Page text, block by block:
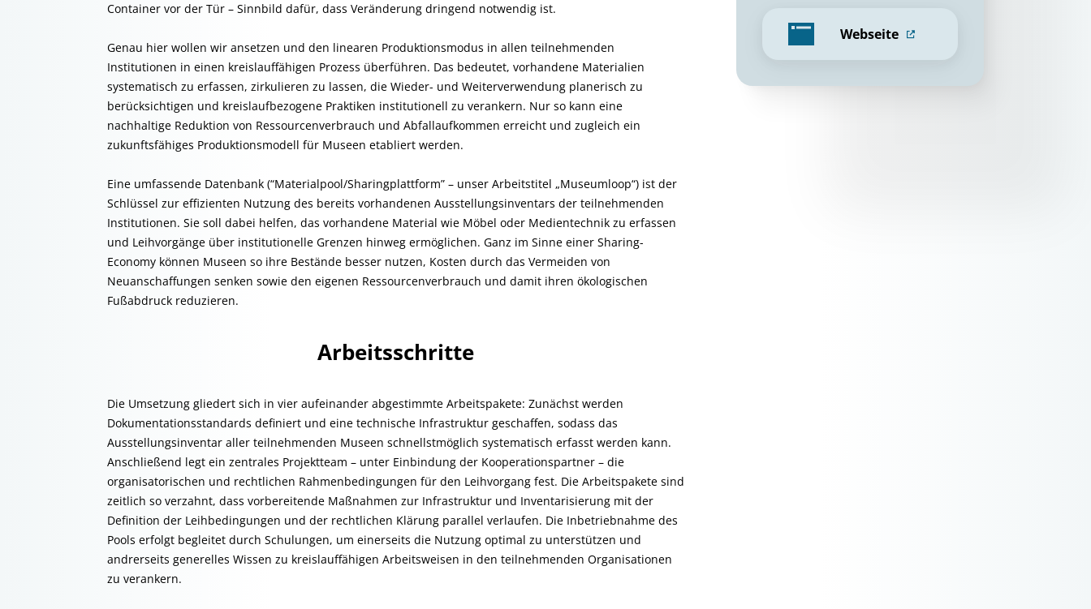
Container vor der Tür – Sinnbild dafür, dass Veränderung dringend notwendig ist.
Genau hier wollen wir ansetzen und den linearen Produktionsmodus in allen teilnehmenden
Institutionen in einen kreislauffähigen Prozess überführen. Das bedeutet, vorhandene Materialien
systematisch zu erfassen, zirkulieren zu lassen, die Wieder- und Weiterverwendung planerisch zu
berücksichtigen und kreislaufbezogene Praktiken institutionell zu verankern. Nur so kann eine
nachhaltige Reduktion von Ressourcenverbrauch und Abfallaufkommen erreicht und zugleich ein
zukunftsfähiges Produktionsmodell für Museen etabliert werden.
Eine umfassende Datenbank (“Materialpool/Sharingplattform” – unser Arbeitstitel „Museumloop“) ist der
Schlüssel zur effizienten Nutzung des bereits vorhandenen Ausstellungsinventars der teilnehmenden
Institutionen. Sie soll dabei helfen, das vorhandene Material wie Möbel oder Medientechnik zu erfassen
und Leihvorgänge über institutionelle Grenzen hinweg ermöglichen. Ganz im Sinne einer Sharing-
Economy können Museen so ihre Bestände besser nutzen, Kosten durch das Vermeiden von
Neuanschaffungen senken sowie den eigenen Ressourcenverbrauch und damit ihren ökologischen
Fußabdruck reduzieren.
Arbeitsschritte
Die Umsetzung gliedert sich in vier aufeinander abgestimmte Arbeitspakete: Zunächst werden
Dokumentationsstandards definiert und eine technische Infrastruktur geschaffen, sodass das
Ausstellungsinventar aller teilnehmenden Museen schnellstmöglich systematisch erfasst werden kann.
Anschließend legt ein zentrales Projektteam – unter Einbindung der Kooperationspartner – die
organisatorischen und rechtlichen Rahmenbedingungen für den Leihvorgang fest. Die Arbeitspakete sind
zeitlich so verzahnt, dass vorbereitende Maßnahmen zur Infrastruktur und Inventarisierung mit der
Definition der Leihbedingungen und der rechtlichen Klärung parallel verlaufen. Die Inbetriebnahme des
Pools erfolgt begleitet durch Schulungen, um einerseits die Nutzung optimal zu unterstützen und
andrerseits generelles Wissen zu kreislauffähigen Arbeitsweisen in den teilnehmenden Organisationen
zu verankern.
Webseite